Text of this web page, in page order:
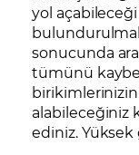
yol
sonucunda
tümünü
alabileceğiniz
ediniz.